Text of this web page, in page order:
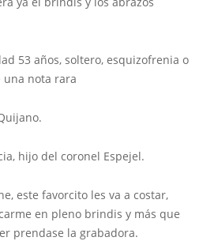
53 años, soltero, esquizofrenia o
nota rara
hijo del coronel Espejel.
este favorcito les va a costar,
en pleno brindis y más que
prendase la grabadora.